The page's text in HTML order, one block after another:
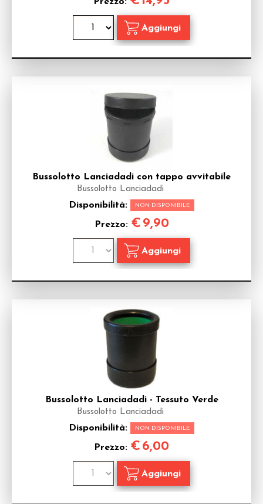
Bussolotto Lanciadadi con tappo avvitabile
Bussolotto Lanciadadi
Disponibilità: NON DISPONIBILE
Prezzo: € 9,90
Bussolotto Lanciadadi - Tessuto Verde
Bussolotto Lanciadadi
Disponibilità: NON DISPONIBILE
Prezzo: € 6,00